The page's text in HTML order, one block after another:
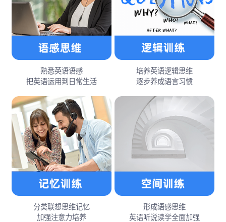
熟悉英语语感
把英语运用到日常生活
培养英语逻辑思维
逐步养成语言习惯
分类联想思维记忆
加强注意力培养
形成语感思维
英语听说读学全面加强